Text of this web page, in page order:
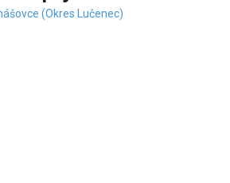
(Okres Lučenec)